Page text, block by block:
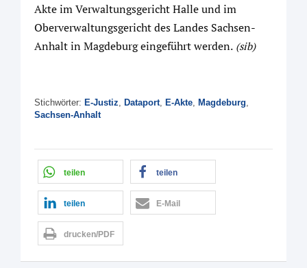
Akte im Verwaltungsgericht Halle und im
Oberverwaltungsgericht des Landes Sachsen-
Anhalt in Magdeburg eingeführt werden. (sib)
Stichwörter: E-Justiz Dataport E-Akte Magdeburg
Sachsen-Anhalt
teilen teilen
teilen E-Mail
drucken/PDF